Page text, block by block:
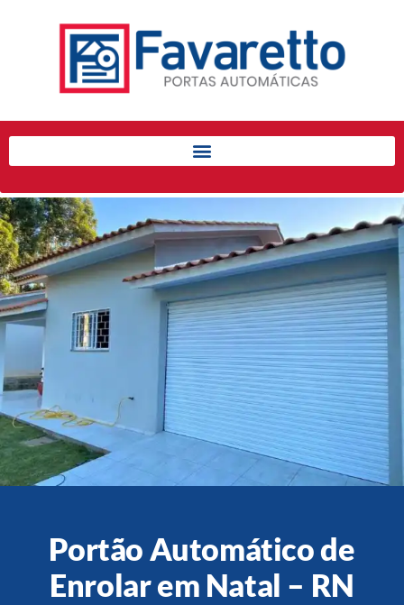
Início
Produtos
Porta de Enrolar Automática
Automatizadores
Acessórios Para Portas de
Enrolar
Pintura eletrostática
Portfólio
Contato
Acessórios
Portão Automático de
Enrolar em Natal – RN